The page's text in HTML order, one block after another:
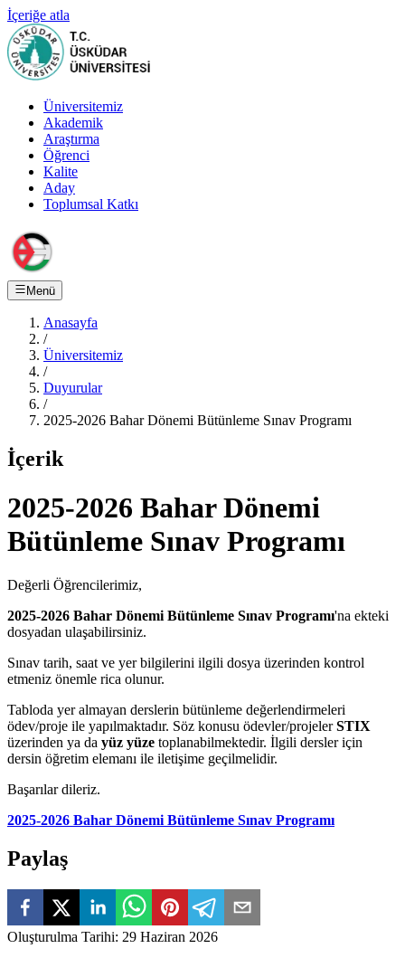
İçeriğe atla
Üniversitemiz
Akademik
Araştırma
Öğrenci
Kalite
Aday
Toplumsal Katkı
Menü
Anasayfa
/
Üniversitemiz
/
Duyurular
/
2025-2026 Bahar Dönemi Bütünleme Sınav Programı
İçerik
2025-2026 Bahar Dönemi
Bütünleme Sınav Programı
Değerli Öğrencilerimiz,
2025-2026 Bahar Dönemi Bütünleme Sınav Programı'na ekteki
dosyadan ulaşabilirsiniz.
Sınav tarih, saat ve yer bilgilerini ilgili dosya üzerinden kontrol
etmeniz önemle rica olunur.
Tabloda yer almayan derslerin bütünleme değerlendirmeleri
ödev/proje ile yapılmaktadır. Söz konusu ödevler/projelerSTIX
üzerinden ya da yüz yüze toplanabilmektedir. İlgili dersler için
dersin öğretim elemanı ile iletişime geçilmelidir.
Başarılar dileriz.
2025-2026 Bahar Dönemi Bütünleme Sınav Programı
Paylaş
Oluşturulma Tarihi: 29 Haziran 2026